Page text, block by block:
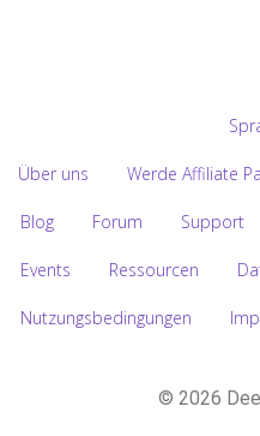
Über uns Werde Affiliate
Blog Forum Support
Events Ressourcen
Nutzungsbedingungen
© 2026